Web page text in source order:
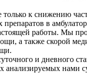
только к снижению
в
работы. Мы
а также скорой
и дневного
нами